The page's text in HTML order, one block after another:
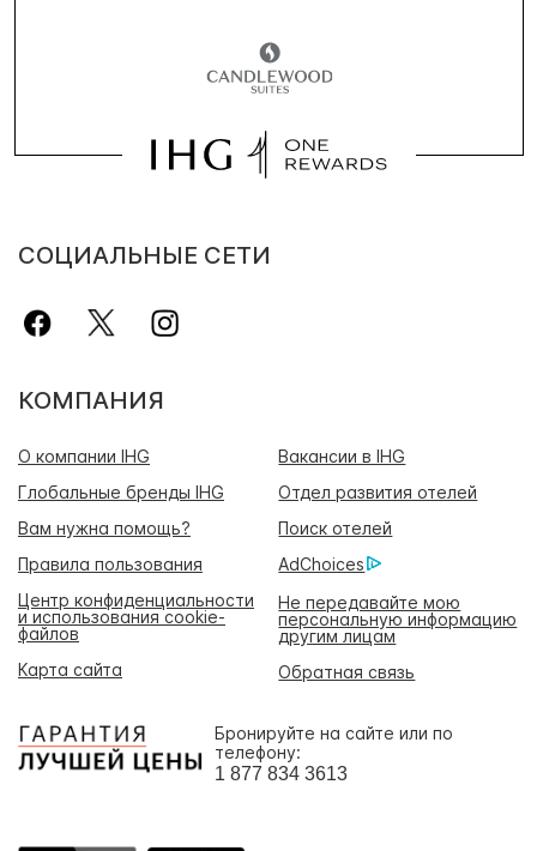
СОЦИАЛЬНЫЕ СЕТИ
КОМПАНИЯ
О компании IHG
Вакансии в IHG
Глобальные бренды IHG
Отдел развития отелей
Вам нужна помощь?
Поиск отелей
Правила пользования
AdChoices
Центр конфиденциальности
и использования cookie-
файлов
Не передавайте мою
персональную информацию
другим лицам
Карта сайта
Обратная связь
Бронируйте на сайте или по
телефону:
1 877 834 3613